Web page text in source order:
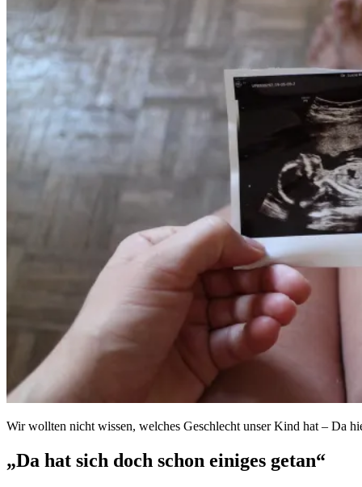
Wir wollten nicht wissen, welches Geschlecht unser Kind hat – Da
„Da hat sich doch schon einiges getan“